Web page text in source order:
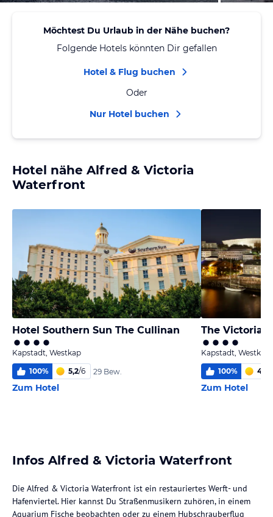
Möchtest Du Urlaub in der Nähe buchen?
Folgende Hotels könnten Dir gefallen
Hotel & Flug buchen
Oder
Nur Hotel buchen
Hotel nähe Alfred & Victoria
Waterfront
Hotel Southern Sun The Cullinan
Kapstadt, Westkap
100% 5,2/6 29 Bew.
Zum Hotel
The Victoria
Kapstadt, Westkap
100% 4,9
Zum Hotel
Infos Alfred & Victoria Waterfront
Die Alfred & Victoria Waterfront ist ein restauriertes Werft- und
Hafenviertel. Hier kannst Du Straßenmusikern zuhören, in einem
Aquarium Fische beobachten oder zu einem Hubschrauberflug